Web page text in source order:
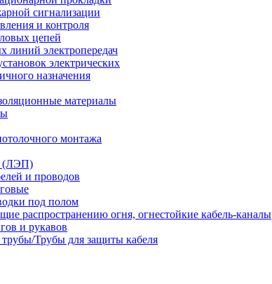
сигнализации
и контроля
цепей
линий электропередач
электрических
назначения
материалы
монтажа
(ЛЭП)
и проводов
под полом
распространению огня, огнестойкие кабель-каналы
и рукавов
Трубы для защиты кабеля